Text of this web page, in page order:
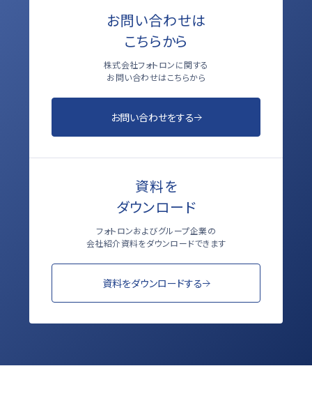
お問い合わせは
こちらから
株式会社フォトロンに関する
お問い合わせはこちらから
お問い合わせをする
資料を
ダウンロード
フォトロンおよびグループ企業の
会社紹介資料をダウンロードできます
資料をダウンロードする